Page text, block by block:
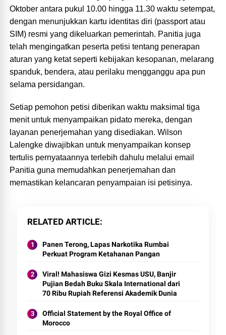
Oktober antara pukul 10.00 hingga 11.30 waktu setempat,
dengan menunjukkan kartu identitas diri (passport atau
SIM) resmi yang dikeluarkan pemerintah. Panitia juga
telah mengingatkan peserta petisi tentang penerapan
aturan yang ketat seperti kebijakan kesopanan, melarang
spanduk, bendera, atau perilaku mengganggu apa pun
selama persidangan.
Setiap pemohon petisi diberikan waktu maksimal tiga
menit untuk menyampaikan pidato mereka, dengan
layanan penerjemahan yang disediakan. Wilson
Lalengke diwajibkan untuk menyampaikan konsep
tertulis pernyataannya terlebih dahulu melalui email
Panitia guna memudahkan penerjemahan dan
memastikan kelancaran penyampaian isi petisinya.
RELATED ARTICLE
Panen Terong, Lapas Narkotika Rumbai
Perkuat Program Ketahanan Pangan
Viral! Mahasiswa Gizi Kesmas USU, Banjir
Pujian Bedah Buku Skala International dari
70 Ribu Rupiah Referensi Akademik Dunia
Official Statement by the Royal Office of
Morocco